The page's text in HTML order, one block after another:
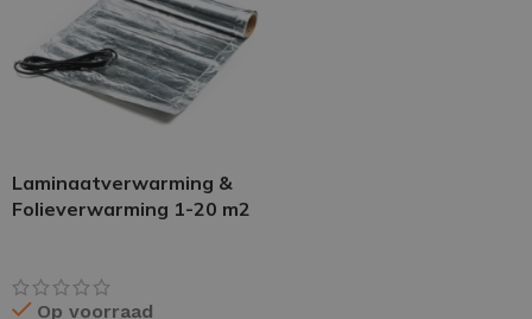
Laminaatverwarming &
Folieverwarming 1-20 m2
Op voorraad